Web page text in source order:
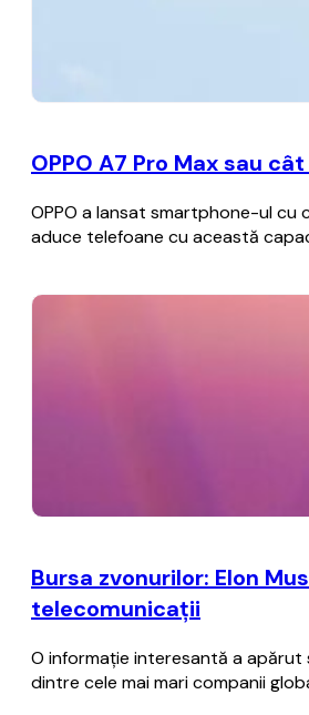
OPPO A7 Pro Max sau
OPPO a lansat smartphone-ul cu
aduce telefoane cu această
Bursa zvonurilor: Elon
telecomunicaţii
O informaţie interesantă a apărut
dintre cele mai mari companii